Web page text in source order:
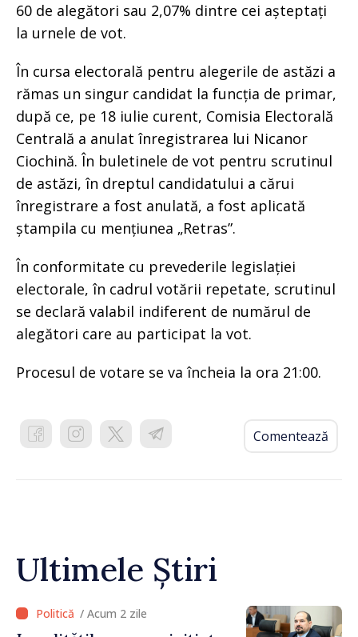
60 de alegători sau 2,07% dintre cei așteptați
la urnele de vot.
În cursa electorală pentru alegerile de astăzi a
rămas un singur candidat la funcția de primar,
după ce, pe 18 iulie curent, Comisia Electorală
Centrală a anulat înregistrarea lui Nicanor
Ciochină. În buletinele de vot pentru scrutinul
de astăzi, în dreptul candidatului a cărui
înregistrare a fost anulată, a fost aplicată
ștampila cu mențiunea „Retras”.
În conformitate cu prevederile legislației
electorale, în cadrul votării repetate, scrutinul
se declară valabil indiferent de numărul de
alegători care au participat la vot.
Procesul de votare se va încheia la ora 21:00.
Comentează
Ultimele Știri
/ Acum 2 zile